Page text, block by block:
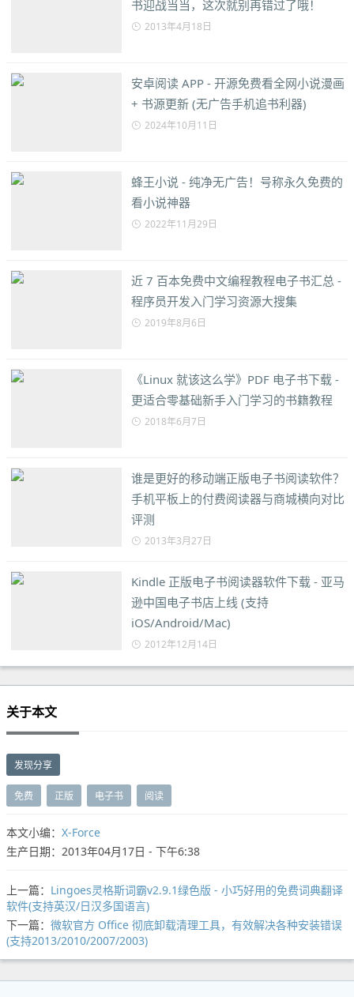
书迎战当当，这次就别再错过了哦！
2013年4月18日
安卓阅读 APP - 开源免费看全网小说漫画
+ 书源更新 (无广告手机追书利器)
2024年10月11日
蜂王小说 - 纯净无广告！号称永久免费的
看小说神器
2022年11月29日
近 7 百本免费中文编程教程电子书汇总 -
程序员开发入门学习资源大搜集
2019年8月6日
《Linux 就该这么学》PDF 电子书下载 -
更适合零基础新手入门学习的书籍教程
2018年6月7日
谁是更好的移动端正版电子书阅读软件？
手机平板上的付费阅读器与商城横向对比
评测
2013年3月27日
Kindle 正版电子书阅读器软件下载 - 亚马
逊中国电子书店上线 (支持
iOS/Android/Mac)
2012年12月14日
关于本文
发现分享
免费 正版 电子书 阅读
本文小编： X-Force
生产日期：2013年04月17日 - 下午6:38
上一篇： Lingoes灵格斯词霸v2.9.1绿色版 - 小巧好用的免费词典翻译
软件(支持英汉/日汉多国语言)
下一篇： 微软官方 Office 彻底卸载清理工具，有效解决各种安装错误
(支持2013/2010/2007/2003)